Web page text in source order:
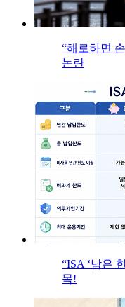
“해로하면
논란
“ISA ‘남은
목!